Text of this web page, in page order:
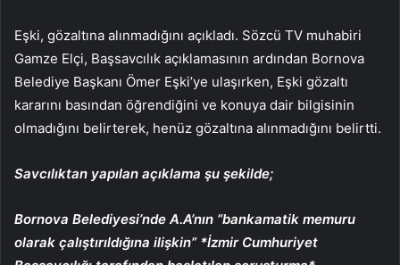
Eşki, gözaltına alınmadığını açıkladı. Sözcü TV muhabiri
Gamze Elçi, Başsavcılık açıklamasının ardından Bornova
Belediye Başkanı Ömer Eşki’ye ulaşırken, Eşki gözaltı
kararını basından öğrendiğini ve konuya dair bilgisinin
olmadığını belirterek, henüz gözaltına alınmadığını belirtti.
Savcılıktan yapılan açıklama şu şekilde;
Bornova Belediyesi’nde A.A’nın “bankamatik memuru
olarak çalıştırıldığına ilişkin” *İzmir Cumhuriyet